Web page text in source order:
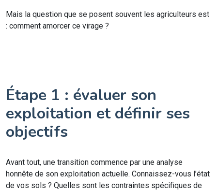
Mais la question que se posent souvent les agriculteurs est
: comment amorcer ce virage ?
Étape 1 : évaluer son
exploitation et définir ses
objectifs
Avant tout, une transition commence par une analyse
honnête de son exploitation actuelle. Connaissez-vous l’état
de vos sols ? Quelles sont les contraintes spécifiques de